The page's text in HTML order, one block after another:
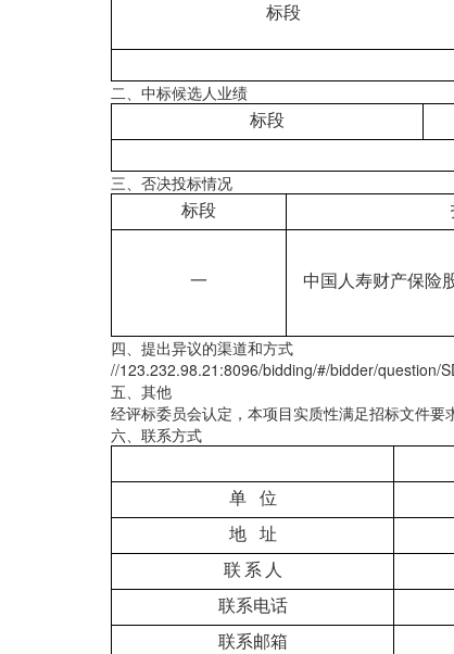
标段
二、中标候选人业绩
标段
三、否决投标情况
标段
一 中国人寿财产保险
四、提出异议的渠道和方式
//123.232.98.21:8096/bidding/#/bidder/question/
五、其他
经评标委员会认定，本项目实质性满足招标文件要
六、联系方式
单 位
地 址
联 系 人
联系电话
联系邮箱